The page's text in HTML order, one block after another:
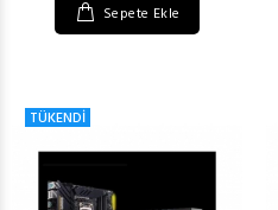
Sepete Ekle
TÜKENDİ